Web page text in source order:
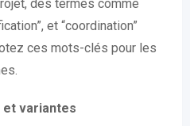
des termes comme
et “coordination”
ces mots-clés pour les
et variantes